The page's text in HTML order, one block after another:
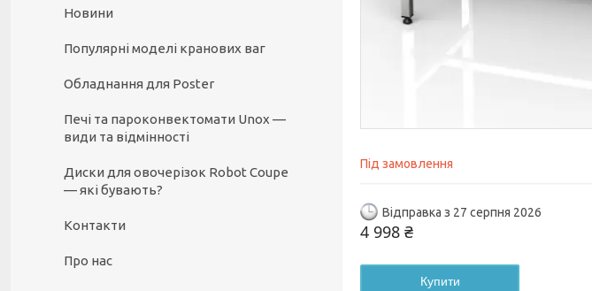
Під замовлення
Відправка з 27 серпня 2026
4 998 ₴
Купити
Новини
Популярні моделі кранових ваг
Обладнання для Poster
Печі та пароконвектомати Unox —
види та відмінності
Диски для овочерізок Robot Coupe
— які бувають?
Контакти
Про нас